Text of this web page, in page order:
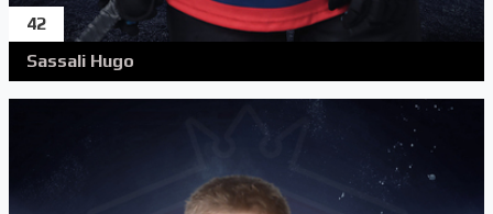
42
Sassali Hugo